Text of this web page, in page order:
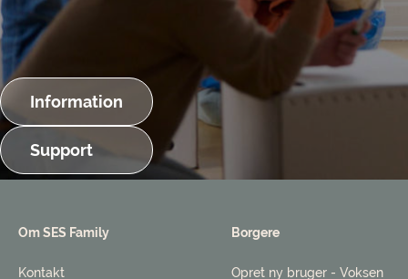
Information
Support
Om SES Family
Kontakt
Borgere
Opret ny bruger - Voksen